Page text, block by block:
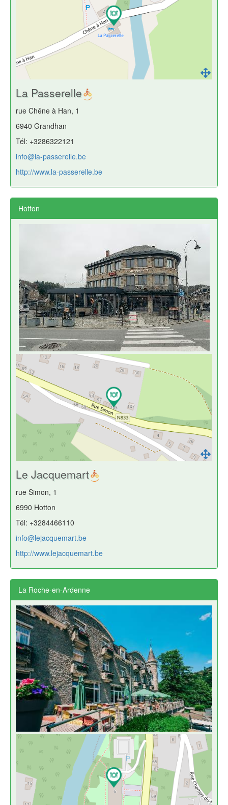
La Passerelle
rue Chêne à Han, 1
6940 Grandhan
Tél: +3286322121
info@la-passerelle.be
http://www.la-passerelle.be
Hotton
Le Jacquemart
rue Simon, 1
6990 Hotton
Tél: +3284466110
info@lejacquemart.be
http://www.lejacquemart.be
La Roche-en-Ardenne